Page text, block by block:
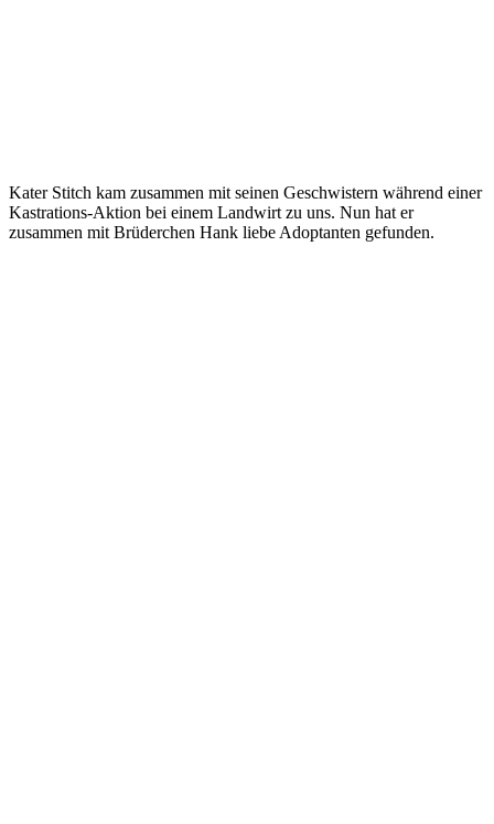
Kater Stitch kam zusammen mit seinen Geschwistern während einer
Kastrations-Aktion bei einem Landwirt zu uns. Nun hat er
zusammen mit Brüderchen Hank liebe Adoptanten gefunden.